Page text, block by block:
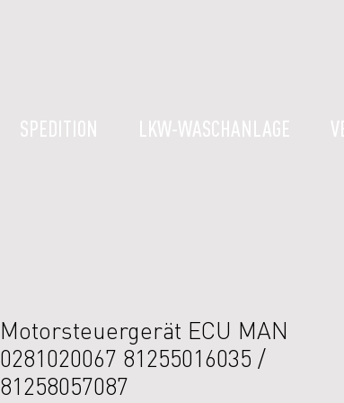
SPEDITION LKW-WASCHANLAGE
Motorsteuergerät ECU MAN
0281020067 81255016035 /
81258057087